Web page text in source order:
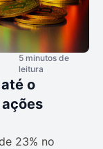
5 minutos de
leitura
o
23% no